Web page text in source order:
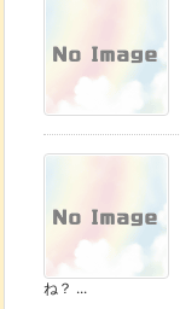
ね？ ...